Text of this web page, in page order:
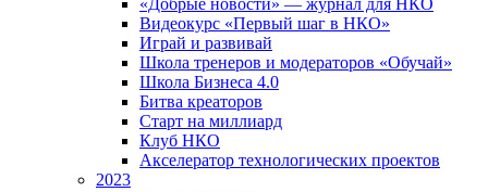
«Добрые новости» — журнал для НКО
Видеокурс «Первый шаг в НКО»
Играй и развивай
Школа тренеров и модераторов «Обучай»
Школа Бизнеса 4.0
Битва креаторов
Старт на миллиард
Клуб НКО
Акселератор технологических проектов
2023